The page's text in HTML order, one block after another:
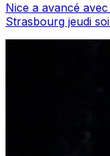
Nice a avancé
Strasbourg jeudi